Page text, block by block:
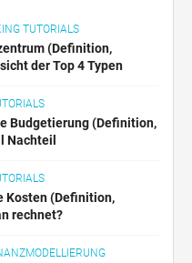
TUTORIALS
(Definition,
der Top 4 Typen
Budgetierung (Definition,
Nachteil
Kosten (Definition,
rechnet?